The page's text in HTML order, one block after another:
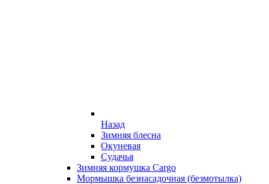
Назад
Зимняя блесна
Окуневая
Судачья
Зимняя кормушка Cargo
Мормышка безнасадочная (безмотылка)